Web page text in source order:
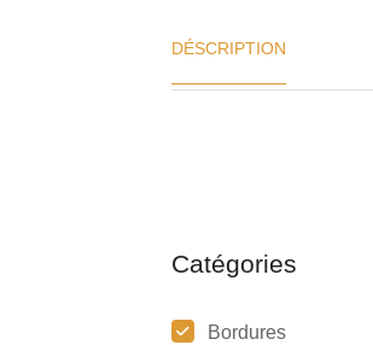
DÉSCRIPTION
Catégories
Bordures